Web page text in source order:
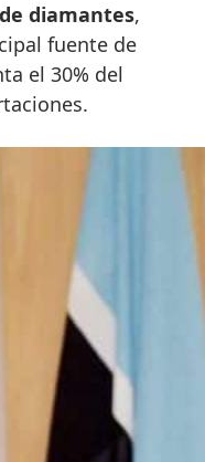
diamantes,
fuente de
el 30% del